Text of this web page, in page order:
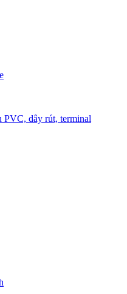
PVC, dây rút, terminal